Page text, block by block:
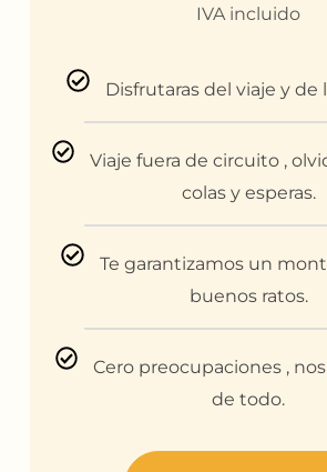
IVA incluido
Disfrutaras del viaje y de
Viaje fuera de circuito ,
colas y esperas.
Te garantizamos un
buenos ratos.
Cero preocupaciones ,
de todo.